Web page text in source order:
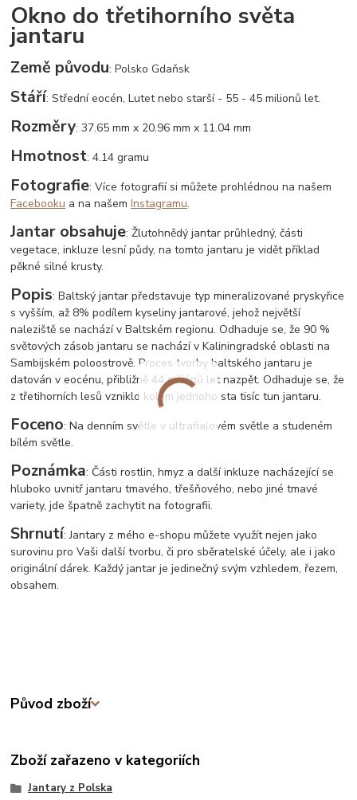
Okno do třetihorního světa
jantaru
Země původu: Polsko Gdaňsk
Stáří: Střední eocén, Lutet nebo starší - 55 - 45 milionů let.
Rozměry: 37.65 mm x 20.96 mm x 11.04 mm
Hmotnost: 4.14 gramu
Fotografie: Více fotografií si můžete prohlédnou na našem
Facebooku a na našemInstagramu.
Jantar obsahuje: Žlutohnědý jantar průhledný, části
vegetace, inkluze lesní půdy, na tomto jantaru je vidět příklad
pěkné silné krusty.
Popis: Baltský jantar představuje typ mineralizované pryskyřice
s vyšším, až 8% podílem kyseliny jantarové, jehož největší
naleziště se nachází v Baltském regionu. Odhaduje se, že 90 %
světových zásob jantaru se nachází v Kaliningradské oblasti na
Sambijském poloostrově. Proces tvorby baltského jantaru je
datován v eocénu, přibližně 44 miliónů let nazpět. Odhaduje se, že
z třetihorních lesů vzniklo kolem jednoho sta tisíc tun jantaru.
Foceno: Na denním světle v ultrafialovém světle a studeném
bílém světle.
Poznámka: Části rostlin, hmyz a další inkluze nacházející se
hluboko uvnitř jantaru tmavého, třešňového, nebo jiné tmavé
variety, jde špatně zachytit na fotografii.
Shrnutí: Jantary z mého e-shopu můžete využít nejen jako
surovinu pro Vaši další tvorbu, či pro sběratelské účely, ale i jako
originální dárek. Každý jantar je jedinečný svým vzhledem, řezem,
obsahem.
Původ zboží
Zboží zařazeno v kategoriích
Jantary z Polska